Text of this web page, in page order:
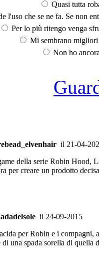
Quasi tutta
l'uso che se ne fa. Se non
Per lo più ritengo venga
Mi sembrano
Non ho
il 21-04-
della serie Robin Hood,
per creare un prodotto
il 24-09-2015
per Robin e i compagni,
di una spada sorella di